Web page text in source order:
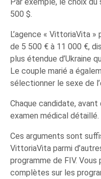
500 $.
L’agence « VittoriaVita
de 5 500 € à 11 000 €,
plus étendue d’Ukraine
Le couple marié a
sélectionner le sexe de
Chaque candidate,
examen médical détaillé.
Ces arguments sont
VittoriaVita parmi
programme de FIV.
complètes sur les